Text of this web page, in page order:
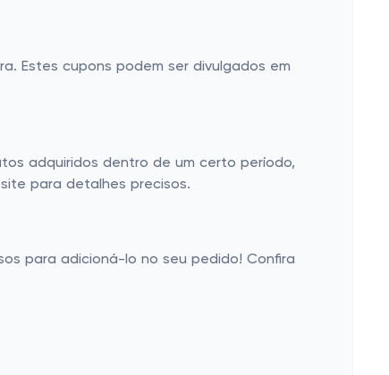
Estes cupons podem ser divulgados em
adquiridos dentro de um certo período,
para detalhes precisos.
para adicioná-lo no seu pedido! Confira